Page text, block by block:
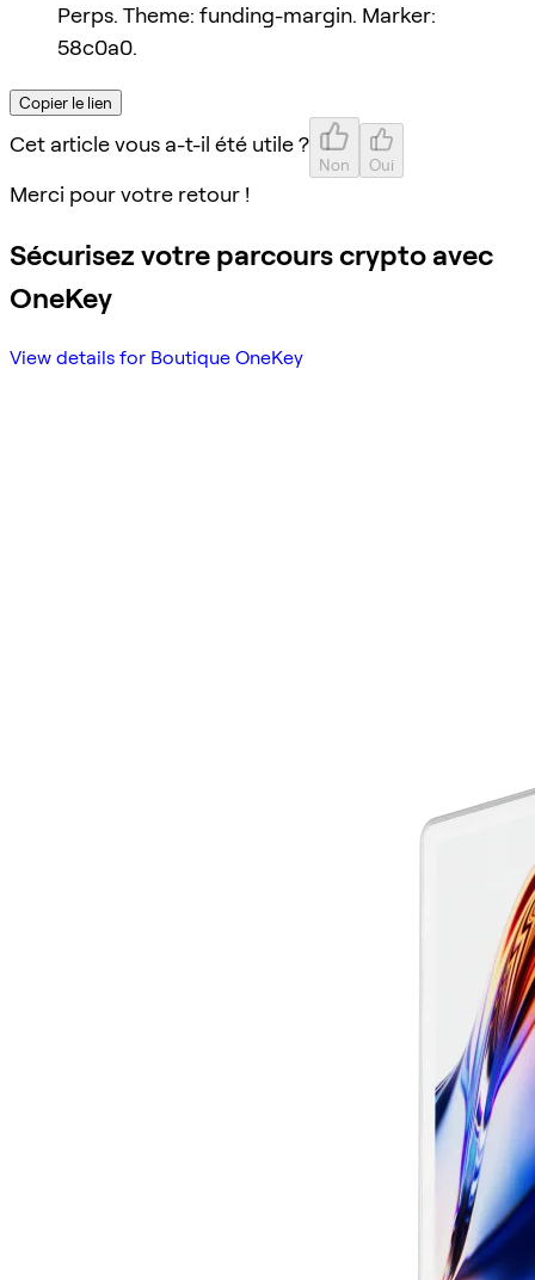
Perps. Theme: funding-margin. Marker:
58c0a0.
Copier le lien
Cet article vous a-t-il été utile ?
Non Oui
Merci pour votre retour !
Sécurisez votre parcours crypto avec
OneKey
View details for Boutique OneKey